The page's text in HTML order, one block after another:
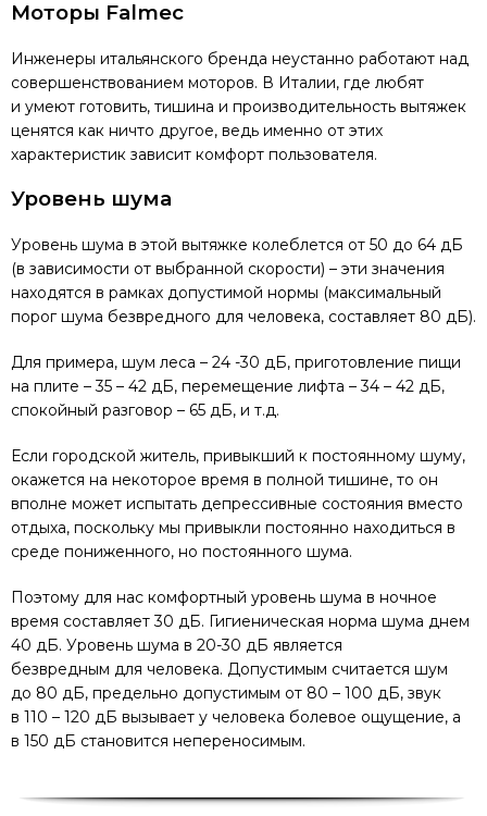
Моторы Falmec
Инженеры итальянского бренда неустанно работают над
совершенствованием моторов. В Италии, где любят
и умеют готовить, тишина и производительность вытяжек
ценятся как ничто другое, ведь именно от этих
характеристик зависит комфорт пользователя.
Уровень шума
Уровень шума в этой вытяжке колеблется от 50 до 64 дБ
(в зависимости от выбранной скорости) – эти значения
находятся в рамках допустимой нормы (максимальный
порог шума безвредного для человека, составляет 80 дБ).
Для примера, шум леса – 24 -30 дБ, приготовление пищи
на плите – 35 – 42 дБ, перемещение лифта – 34 – 42 дБ,
спокойный разговор – 65 дБ, и т.д.
Если городской житель, привыкший к постоянному шуму,
окажется на некоторое время в полной тишине, то он
вполне может испытать депрессивные состояния вместо
отдыха, поскольку мы привыкли постоянно находиться в
среде пониженного, но постоянного шума.
Поэтому для нас комфортный уровень шума в ночное
время составляет 30 дБ. Гигиеническая норма шума днем
40 дБ. Уровень шума в 20-30 дБ является
безвредным для человека. Допустимым считается шум
до 80 дБ, предельно допустимым от 80 – 100 дБ, звук
в 110 – 120 дБ вызывает у человека болевое ощущение, а
в 150 дБ становится непереносимым.